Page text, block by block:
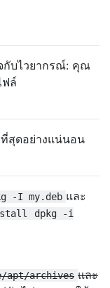
กับไวยากรณ์: คุณ
ฟล์
สุดอย่างแน่นอน
-I my.deb และ
dpkg -i
apt/archives และ